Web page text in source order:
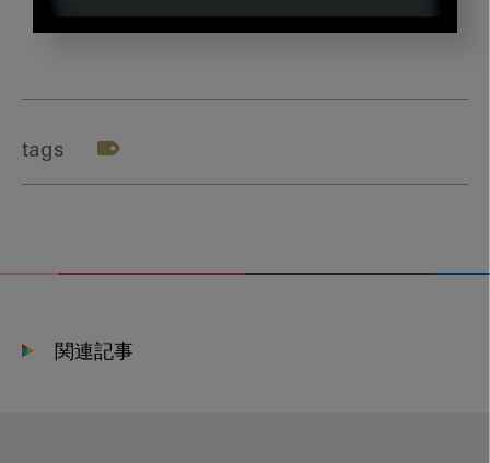
tags
関連記事